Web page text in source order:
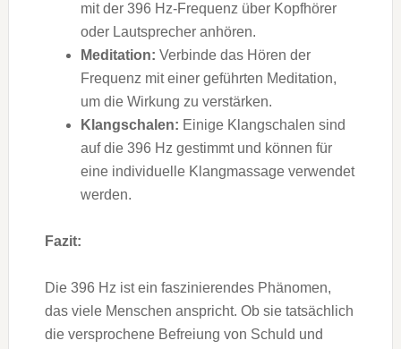
mit der 396 Hz-Frequenz über Kopfhörer
oder Lautsprecher anhören.
Meditation: Verbinde das Hören der
Frequenz mit einer geführten Meditation,
um die Wirkung zu verstärken.
Klangschalen: Einige Klangschalen sind
auf die 396 Hz gestimmt und können für
eine individuelle Klangmassage verwendet
werden.
Fazit:
Die 396 Hz ist ein faszinierendes Phänomen,
das viele Menschen anspricht. Ob sie tatsächlich
die versprochene Befreiung von Schuld und